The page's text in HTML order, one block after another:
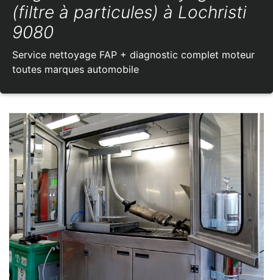
(filtre à particules) à Lochristi
9080
Service nettoyage FAP + diagnostic complet moteur
toutes marques automobile